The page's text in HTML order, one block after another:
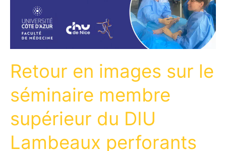
Retour en images sur le
séminaire membre
supérieur du DIU
Lambeaux perforants